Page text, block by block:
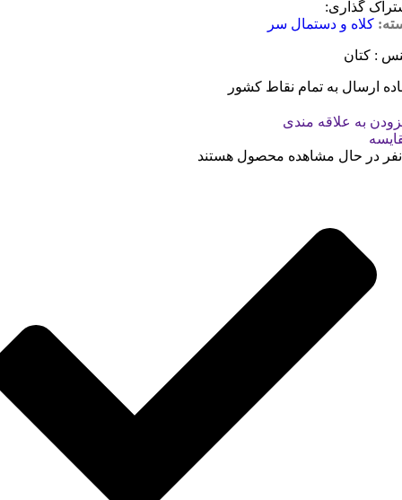
گذاری:
کلاه و دستمال سر
: کتان
ارسال به تمام نقاط کشور
به علاقه مندی
نفر در حال مشاهده محصول هستند